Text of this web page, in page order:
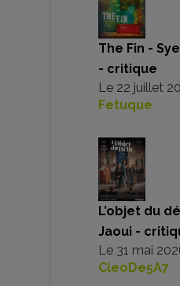
The Fin -
- critique
Le 22 juillet
Fetuque
L’objet du
Jaoui -
Le 31 mai
CleoDe5A7